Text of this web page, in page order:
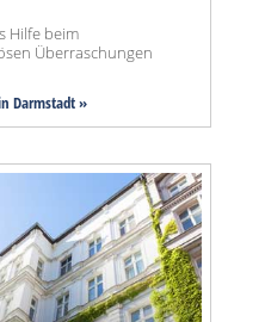
Hilfe beim
Überraschungen
Darmstadt »